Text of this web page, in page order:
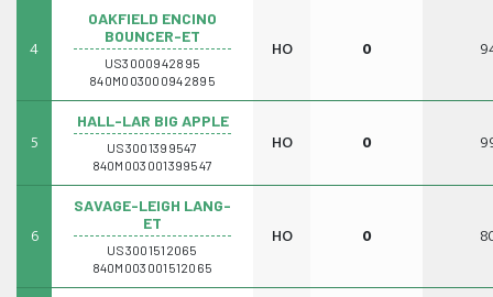
4
OAKFIELD ENCINO
BOUNCER-ET
US3000942895
840M003000942895
HO 0
5
HALL-LAR BIG APPLE
US3001399547
840M003001399547
HO 0
6
SAVAGE-LEIGH LANG-
ET
US3001512065
840M003001512065
HO 0